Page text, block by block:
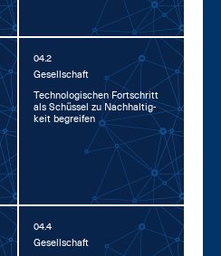
04.2
Ge­sell­schaft
Tech­no­lo­gi­schen Fort­schritt
als Schüs­sel zu Nach­hal­tig­
keit be­grei­fen
04.4
Ge­sell­schaft